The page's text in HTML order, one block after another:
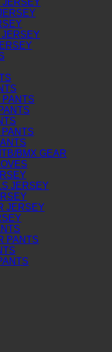
JERSEY
PANTS
BMX GEAR
JERSEY
JERSEY
PANTS